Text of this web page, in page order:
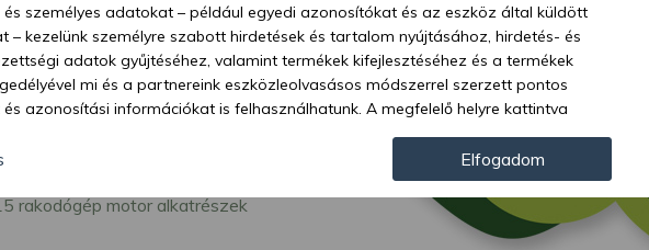
rakodógép motor alkatrészek
személyes adatokat – például egyedi azonosítókat és az eszköz által küldött
– kezelünk személyre szabott hirdetések és tartalom nyújtásához, hirdetés- és
adatok gyűjtéséhez, valamint termékek kifejlesztéséhez és a termékek
mi és a partnereink eszközleolvasásos módszerrel szerzett pontos
azonosítási információkat is felhasználhatunk. A megfelelő helyre kattintva
mi és a partnereink a fent leírtak szerint adatkezelést végezzünk. Másik
megadása vagy elutasítása előtt részletesebb információkhoz juthat, és
Felhívjuk figyelmét, hogy személyes adatainak bizonyos kezeléséhez nem
Ön hozzájárulása, de jogában áll tiltakozni az ilyen jellegű adatkezelés ellen. A
weboldalra érvényesek. Erre a webhelyre visszatérve vagy az adatvédelmi szabályzatunk
Elfogadom